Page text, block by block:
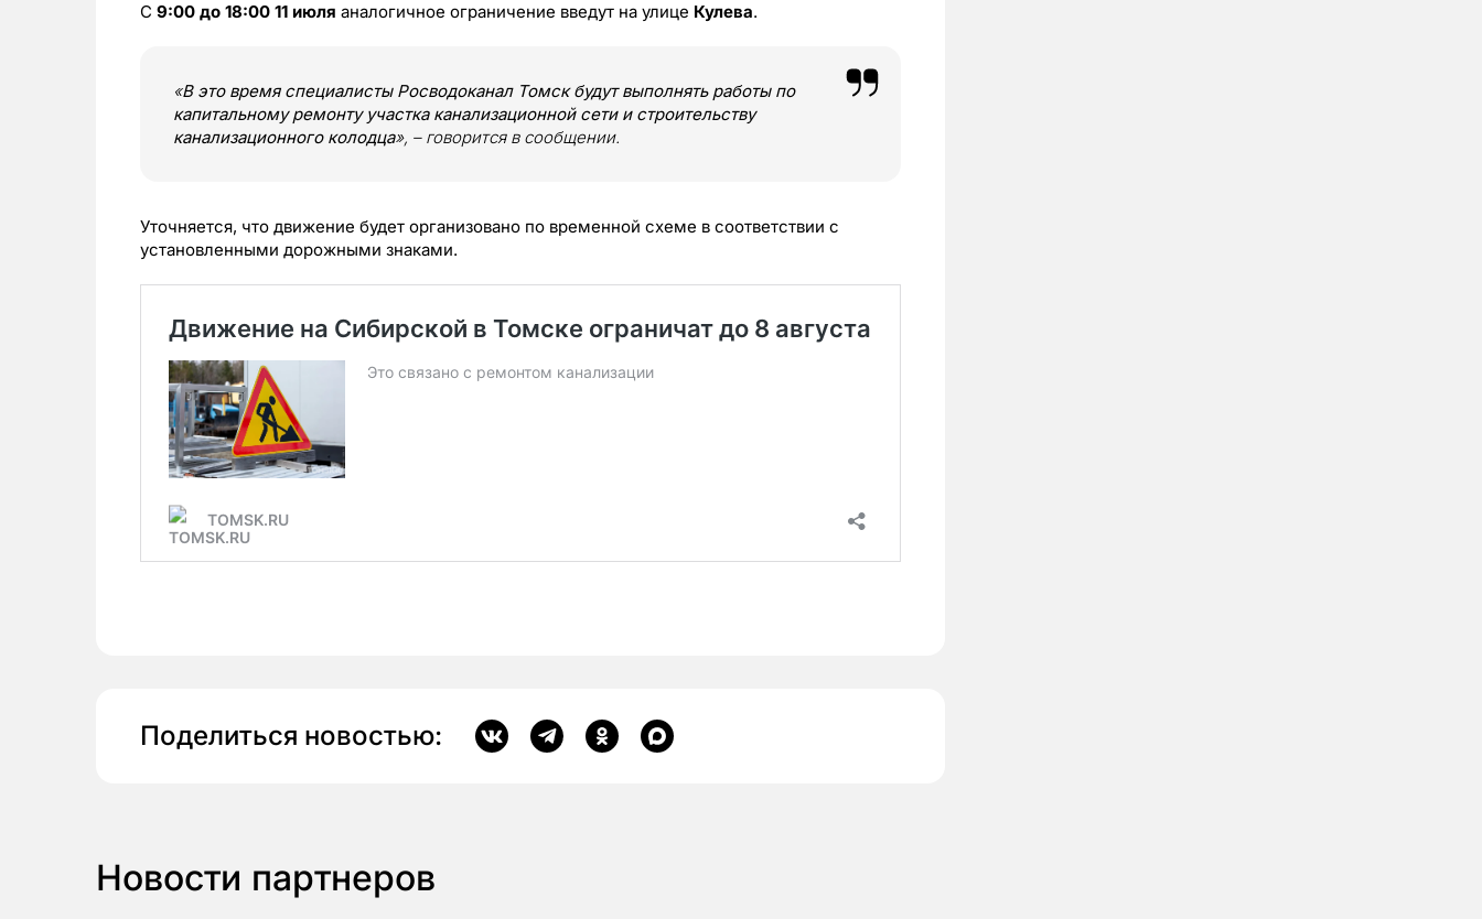
С 9:00 до 18:00 11 июля аналогичное ограничение введут на улице Кулева.
«В это время специалисты Росводоканал Томск будут выполнять работы по
капитальному ремонту участка канализационной сети и строительству
канализационного колодца», – говорится в сообщении.
Уточняется, что движение будет организовано по временной схеме в соответствии с
установленными дорожными знаками.
Поделиться новостью:
Новости партнеров